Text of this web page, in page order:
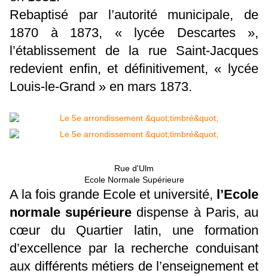
Rebaptisé par l’autorité municipale, de
1870 à 1873, « lycée Descartes »,
l’établissement de la rue Saint-Jacques
redevient enfin, et définitivement, « lycée
Louis-le-Grand » en mars 1873.
Rue d'Ulm
Ecole Normale Supérieure
A la fois grande Ecole et université, l’Ecole
normale supérieure dispense à Paris, au
cœur du Quartier latin, une formation
d’excellence par la recherche conduisant
aux différents métiers de l’enseignement et